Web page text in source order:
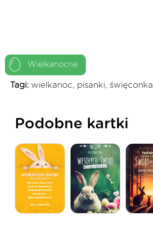
Wielkanocne
Tagi: wielkanoc, pisanki,
Podobne kartki